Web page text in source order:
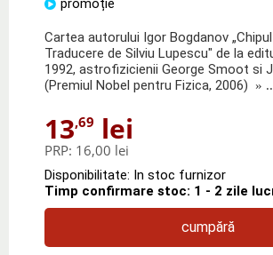
Cartea autorului Igor Bogdanov
Traducere de Silviu Lupescu" de la
1992, astrofizicienii George Smoot si
(Premiul Nobel pentru Fizica, 2006) »
13,69 lei
PRP: 16,00 lei
Disponibilitate: In stoc furnizor
Timp confirmare stoc: 1 - 2 zile
cumpără